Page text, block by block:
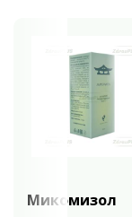
Микомизол